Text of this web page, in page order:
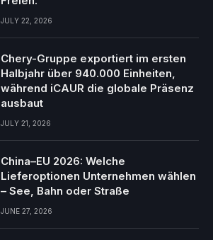
JULY 22, 2026
Chery-Gruppe exportiert im ersten
Halbjahr über 940.000 Einheiten,
während iCAUR die globale Präsenz
ausbaut
JULY 21, 2026
China–EU 2026: Welche
Lieferoptionen Unternehmen wählen
– See, Bahn oder Straße
JUNE 27, 2026